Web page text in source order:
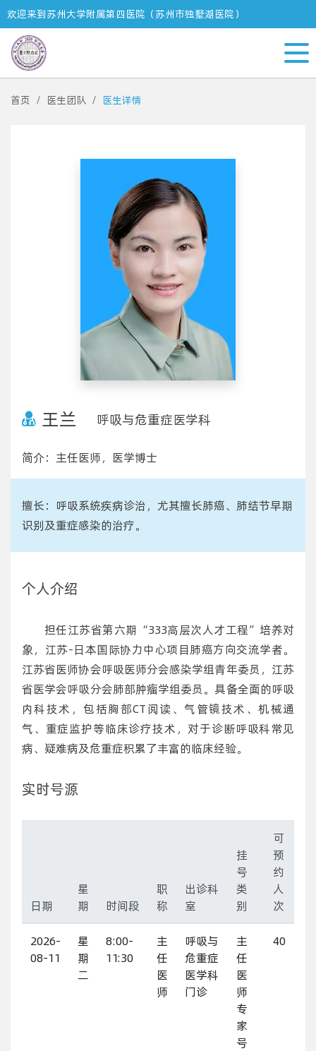
欢迎来到苏州大学附属第四医院（苏州市独墅湖医院）
首页 医生团队 医生详情
王兰 呼吸与危重症医学科
简介：主任医师，医学博士
擅长：呼吸系统疾病诊治，尤其擅长肺癌、肺结节早期
识别及重症感染的治疗。
个人介绍
担任江苏省第六期“333高层次人才工程”培养对
象，江苏-日本国际协力中心项目肺癌方向交流学者。
江苏省医师协会呼吸医师分会感染学组青年委员，江苏
省医学会呼吸分会肺部肿瘤学组委员。具备全面的呼吸
内科技术，包括胸部CT阅读、气管镜技术、机械通
气、重症监护等临床诊疗技术，对于诊断呼吸科常见
病、疑难病及危重症积累了丰富的临床经验。
实时号源
日期
星
期
时间段
职
称
出诊科
室
挂
号
类
别
可
预
约
人
次
2026-
08-11
星
期
二
8:00-
11:30
主
任
医
师
呼吸与
危重症
医学科
门诊
主
任
医
师
专
家
号
40